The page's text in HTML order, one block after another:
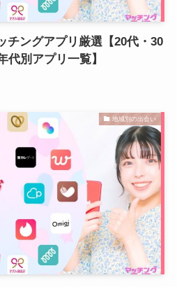
チングアプリ厳選【20代・30
代別アプリ一覧】
地域別の出会い